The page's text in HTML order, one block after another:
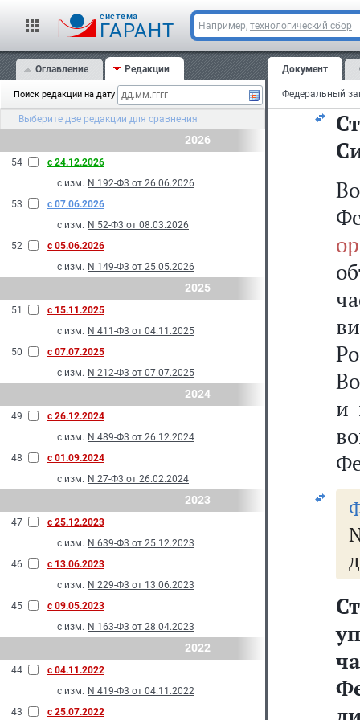
cистема
ГАРАНТ Например, технологический сбор
Оглавление Редакции
Поиск редакции на дату
Выберите две редакции для сравнения
2026
54
с 24.12.2026
с изм. N 192-Ф3 от 26.06.2026
53
с 07.06.2026
с изм. N 52-Ф3 от 08.03.2026
52
с 05.06.2026
с изм. N 149-Ф3 от 25.05.2026
2025
51
с 15.11.2025
с изм. N 411-Ф3 от 04.11.2025
50
с 07.07.2025
с изм. N 212-Ф3 от 07.07.2025
2024
49
с 26.12.2024
с изм. N 489-Ф3 от 26.12.2024
48
с 01.09.2024
с изм. N 27-Ф3 от 26.02.2024
2023
47
с 25.12.2023
с изм. N 639-Ф3 от 25.12.2023
46
с 13.06.2023
с изм. N 229-Ф3 от 13.06.2023
45
с 09.05.2023
с изм. N 163-Ф3 от 28.04.2023
2022
44
с 04.11.2022
с изм. N 419-Ф3 от 04.11.2022
43
с 25.07.2022
Документ
и